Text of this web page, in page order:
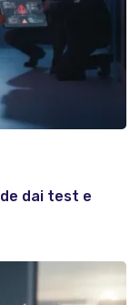
dai test e